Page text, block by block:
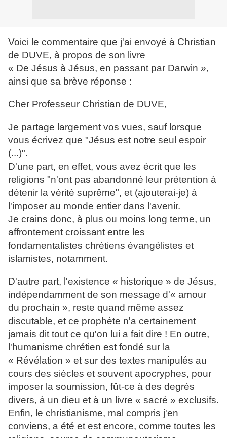
Voici le commentaire que j'ai envoyé à Christian
de DUVE, à propos de son livre
« De Jésus à Jésus, en passant par Darwin »,
ainsi que sa brève réponse :
Cher Professeur Christian de DUVE,
Je partage largement vos vues, sauf lorsque
vous écrivez que "Jésus est notre seul espoir
(...)".
D'une part, en effet, vous avez écrit que les
religions "n'ont pas abandonné leur prétention à
détenir la vérité suprême", et (ajouterai-je) à
l'imposer au monde entier dans l'avenir.
Je crains donc, à plus ou moins long terme, un
affrontement croissant entre les
fondamentalistes chrétiens évangélistes et
islamistes, notamment.
D'autre part, l'existence « historique » de Jésus,
indépendamment de son message d'« amour
du prochain », reste quand même assez
discutable, et ce prophète n'a certainement
jamais dit tout ce qu'on lui a fait dire ! En outre,
l'humanisme chrétien est fondé sur la
« Révélation » et sur des textes manipulés au
cours des siècles et souvent apocryphes, pour
imposer la soumission, fût-ce à des degrés
divers, à un dieu et à un livre « sacré » exclusifs.
Enfin, le christianisme, mal compris j'en
conviens, a été et est encore, comme toutes les